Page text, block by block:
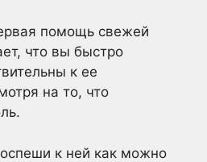
помощь свежей
что вы быстро
к ее
на то, что
к ней как можно